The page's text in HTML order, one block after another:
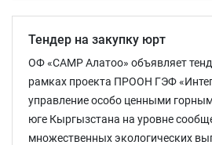
Тендер на закупку юрт
ОФ «САМР Алатоо» объявляет
рамках проекта ПРООН ГЭФ
управление особо ценными
юге Кыргызстана на уровне
множественных экологических